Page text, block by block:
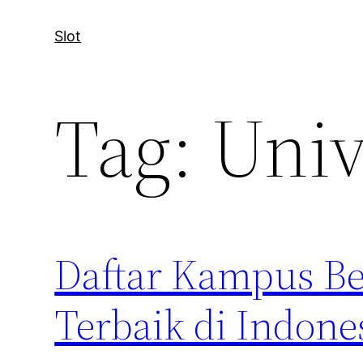
Slot
Tag:
Daftar Kampus
Terbaik di